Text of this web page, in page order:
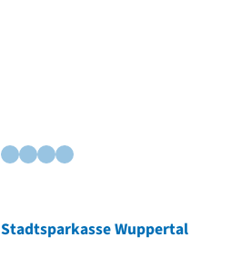
Stadtsparkasse Wuppertal